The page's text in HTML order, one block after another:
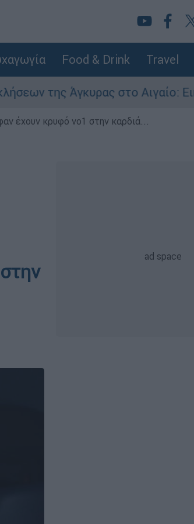
Food & Drink Travel
της Άγκυρας στο Αιγαίο:
έχουν κρυφό νο1 στην καρδιά...